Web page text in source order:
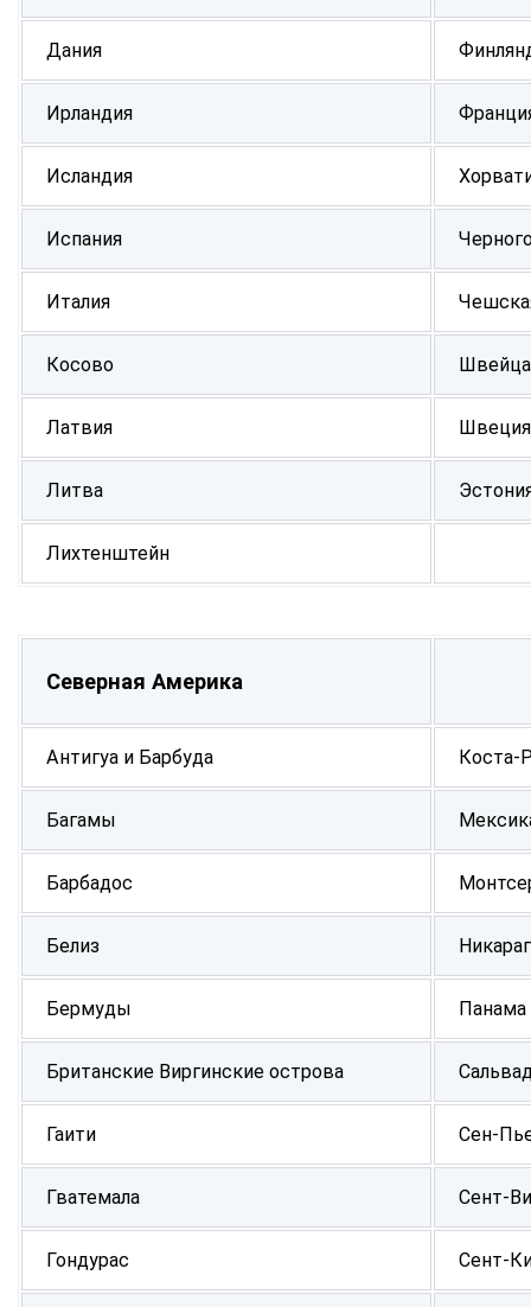
Дания
Ирландия
Исландия
Испания
Италия
Косово
Латвия Швеция
Литва
Лихтенштейн
Северная Америка
Антигуа и Барбуда Коста-
Багамы
Барбадос
Белиз
Бермуды Панама
Британские Виргинские острова
Гаити Сен-
Гватемала Сент-
Гондурас Сент-